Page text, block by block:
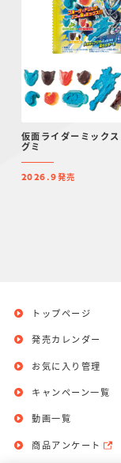
仮面ライダーミックス
グミ
2026.9発売
トップページ
発売カレンダー
お気に入り管理
キャンペーン一覧
動画一覧
商品アンケート